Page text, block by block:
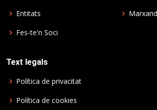
Entitats
Fes-te'n Soci
Text legals
Política de privacitat
Política de cookies